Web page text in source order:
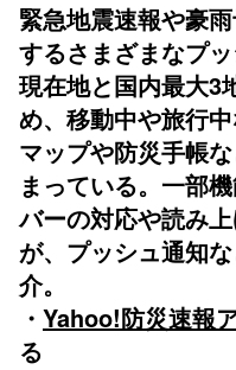
緊急地震速報や豪
するさまざまなプ
現在地と国内最大3
め、移動中や旅行
マップや防災手帳
まっている。一部
バーの対応や読み
が、プッシュ通知
介。
・ Yahoo!防災速報
る